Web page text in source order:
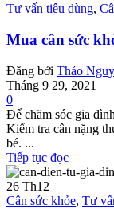
Tư vấn tiêu dùng,
Mua cân sức
Đăng bởi Thảo
Tháng 9 29, 2021
0
Để chăm sóc gia
Kiểm tra cân nặng
bé. ...
Tiếp tục đọc
26 Th12
Cân sức khỏe, Tư